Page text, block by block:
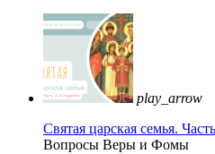
play_arrow
Святая царская семья.
Вопросы Веры и Фомы